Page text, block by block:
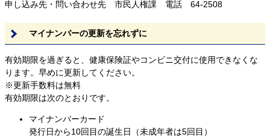
申し込み先・問い合わせ先 市民人権課 電話 64-2508
マイナンバーの更新を忘れずに
有効期限を過ぎると、健康保険証やコンビニ交付に使用できなくな
ります。早めに更新してください。
※更新手数料は無料
有効期限は次のとおりです。
マイナンバーカード
発行日から10回目の誕生日（未成年者は5回目）